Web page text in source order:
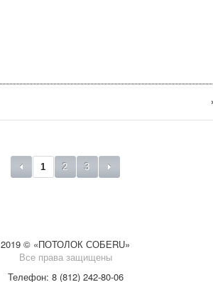
1 2 3
2019 © «ПОТОЛОК СОБЕRU»
Все права защищены
Телефон: 8 (812) 242-80-06